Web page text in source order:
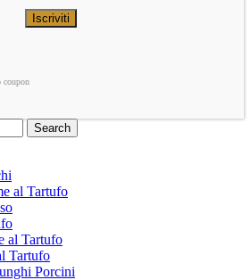
coupon
Search
al Tartufo
al Tartufo
Tartufo
Porcini